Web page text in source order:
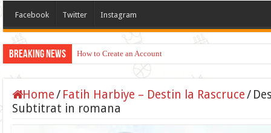
Facebook Twitter Instagram
Breaking News How to Create an Account
Home/ Fatih Harbiye – Destin la Rascruce/
Subtitrat in romana